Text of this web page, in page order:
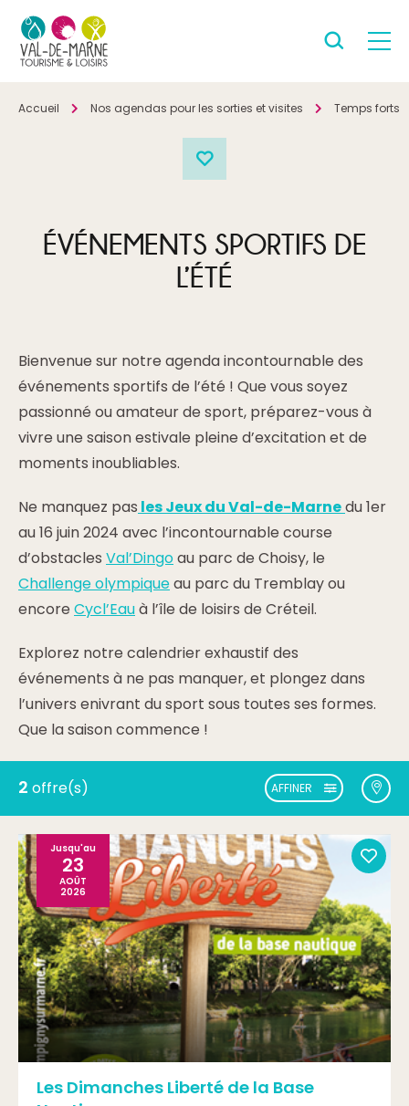
Accueil Nos agendas pour les sorties et visites Temps forts
ÉVÉNEMENTS SPORTIFS DE
L’ÉTÉ
Bienvenue sur notre agenda incontournable des
événements sportifs de l’été ! Que vous soyez
passionné ou amateur de sport, préparez-vous à
vivre une saison estivale pleine d’excitation et de
moments inoubliables.
Ne manquez pas les Jeux du Val-de-Marnedu 1er
au 16 juin 2024 avec l’incontournable course
d’obstacles Val’Dingoau parc de Choisy, le
Challenge olympiqueau parc du Tremblay ou
encore Cycl’Eauà l’île de loisirs de Créteil.
Explorez notre calendrier exhaustif des
événements à ne pas manquer, et plongez dans
l’univers enivrant du sport sous toutes ses formes.
Que la saison commence !
2 offre(s) AFFINER
Jusqu'au
23
AOÛT
2026
Les Dimanches Liberté de la Base